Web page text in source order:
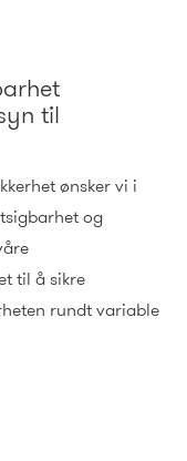
til
ønsker vi i
og
til å sikre
rundt variable